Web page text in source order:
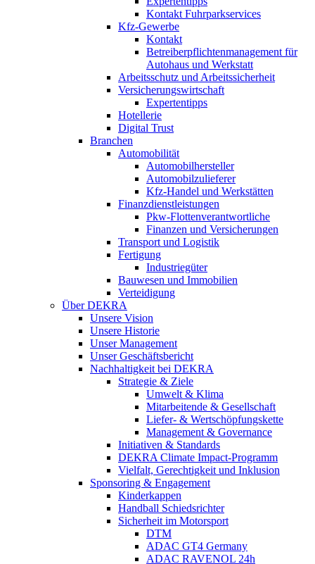
Kontakt Fuhrparkservices
Kfz-Gewerbe
Kontakt
Betreiberpflichtenmanagement für
Autohaus und Werkstatt
Arbeitsschutz und Arbeitssicherheit
Versicherungswirtschaft
Expertentipps
Hotellerie
Digital Trust
Branchen
Automobilität
Automobilhersteller
Automobilzulieferer
Kfz-Handel und Werkstätten
Finanzdienstleistungen
Pkw‑Flottenverantwortliche
Finanzen und Versicherungen
Transport und Logistik
Fertigung
Industriegüter
Bauwesen und Immobilien
Verteidigung
Über DEKRA
Unsere Vision
Unsere Historie
Unser Management
Unser Geschäftsbericht
Nachhaltigkeit bei DEKRA
Strategie & Ziele
Umwelt & Klima
Mitarbeitende & Gesellschaft
Liefer- & Wertschöpfungskette
Management & Governance
Initiativen & Standards
DEKRA Climate Impact-Programm
Vielfalt, Gerechtigkeit und Inklusion​
Sponsoring & Engagement
Kinderkappen
Handball Schiedsrichter
Sicherheit im Motorsport
DTM
ADAC GT4 Germany
ADAC RAVENOL 24h